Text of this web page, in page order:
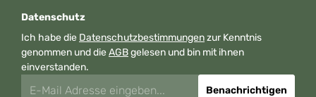
Datenschutz
Ich habe die Datenschutzbestimmungenzur Kenntnis
genommen und dieAGBgelesen und bin mit ihnen
einverstanden.
Benachrichtigen